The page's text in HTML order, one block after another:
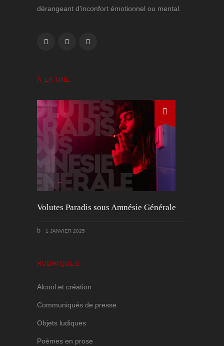
dérangeant d'inconfort émotionnel ou mental.
À LA UNE
Volutes Paradis sous Amnésie Générale
1 JANVIER 2025
RUBRIQUES
Alcool et création
Communiqués de presse
Objets ludiques
Poèmes en prose